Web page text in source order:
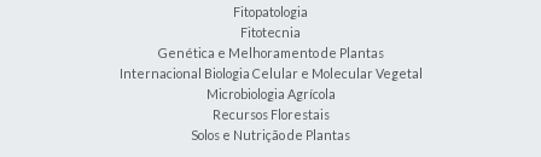
Fitopatologia
Fitotecnia
Genética e Melhoramento de Plantas
Internacional Biologia Celular e Molecular Vegetal
Microbiologia Agrícola
Recursos Florestais
Solos e Nutrição de Plantas